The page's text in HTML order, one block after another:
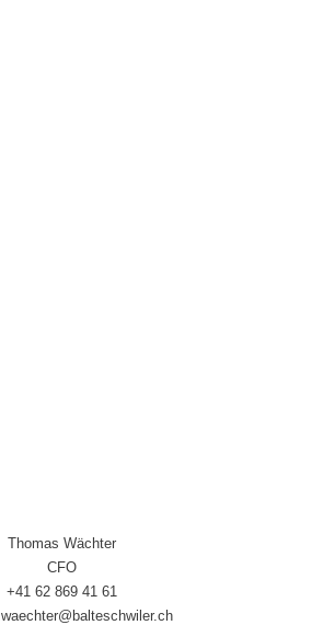
Thomas Wächter
CFO
+41 62 869 41 61